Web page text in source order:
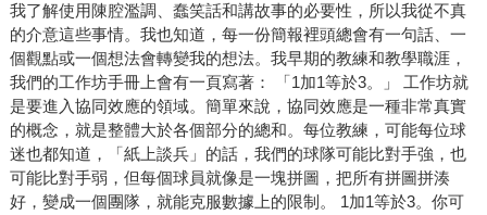
我了解使用陳腔濫調、蠢笑話和講故事的必要性，所以我從不真
的介意這些事情。我也知道，每一份簡報裡頭總會有一句話、一
個觀點或一個想法會轉變我的想法。我早期的教練和教學職涯，
我們的工作坊手冊上會有一頁寫著： 「1加1等於3。」 工作坊就
是要進入協同效應的領域。簡單來說，協同效應是一種非常真實
的概念，就是整體大於各個部分的總和。每位教練，可能每位球
迷也都知道，「紙上談兵」的話，我們的球隊可能比對手強，也
可能比對手弱，但每個球員就像是一塊拼圖，把所有拼圖拼湊
好，變成一個團隊，就能克服數據上的限制。 1加1等於3。你可